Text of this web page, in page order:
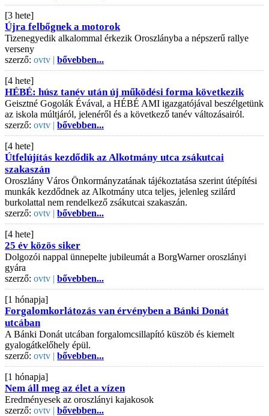
[3 hete]
Újra felbőgnek a motorok
Tizenegyedik alkalommal érkezik Oroszlányba a népszerű rallye
verseny
szerző: ovtv | bővebben...
[4 hete]
HÉBÉ: húsz tanév után új működési forma következik
Geisztné Gogolák Évával, a HÉBÉ AMI igazgatójával beszélgetünk
az iskola múltjáról, jelenéről és a következő tanév változásairól.
szerző: ovtv | bővebben...
[4 hete]
Útfelújítás kezdődik az Alkotmány utca zsákutcai
szakaszán
Oroszlány Város Önkormányzatának tájékoztatása szerint útépítési
munkák kezdődnek az Alkotmány utca teljes, jelenleg szilárd
burkolattal nem rendelkező zsákutcai szakaszán.
szerző: ovtv | bővebben...
[4 hete]
25 év közös siker
Dolgozói nappal ünnepelte jubileumát a BorgWarner oroszlányi
gyára
szerző: ovtv | bővebben...
[1 hónapja]
Forgalomkorlátozás van érvényben a Bánki Donát
utcában
A Bánki Donát utcában forgalomcsillapító küszöb és kiemelt
gyalogátkelőhely épül.
szerző: ovtv | bővebben...
[1 hónapja]
Nem áll meg az élet a vízen
Eredményesek az oroszlányi kajakosok
szerző: ovtv | bővebben...